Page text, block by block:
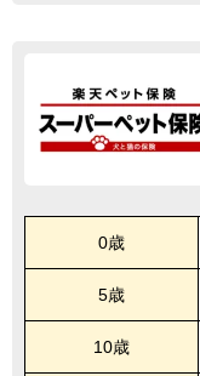
0歳
5歳
10歳